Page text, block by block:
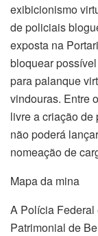
exibicionismo
de policiais
exposta na
bloquear
para palanque
vindouras. Entre
livre a criação de
não poderá
nomeação de
Mapa da mina
A Polícia Federal
Patrimonial de